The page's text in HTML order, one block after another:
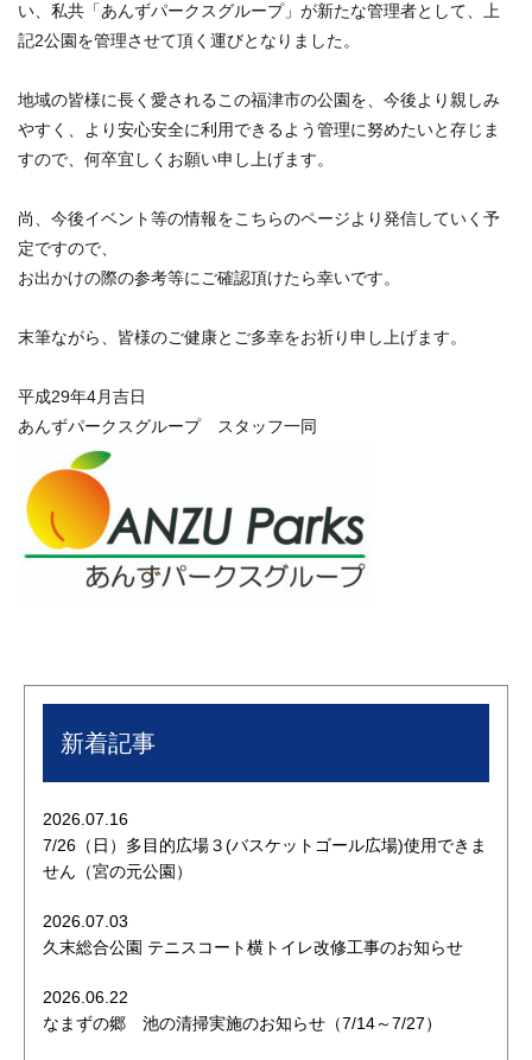
い、私共「あんずパークスグループ」が新たな管理者として、上
記2公園を管理させて頂く運びとなりました。
地域の皆様に長く愛されるこの福津市の公園を、今後より親しみ
やすく、より安心安全に利用できるよう管理に努めたいと存じま
すので、何卒宜しくお願い申し上げます。
尚、今後イベント等の情報をこちらのページより発信していく予
定ですので、
お出かけの際の参考等にご確認頂けたら幸いです。
末筆ながら、皆様のご健康とご多幸をお祈り申し上げます。
平成29年4月吉日
あんずパークスグループ スタッフ一同
新着記事
2026.07.16
7/26（日）多目的広場３(バスケットゴール広場)使用できま
せん（宮の元公園）
2026.07.03
久末総合公園 テニスコート横トイレ改修工事のお知らせ
2026.06.22
なまずの郷 池の清掃実施のお知らせ（7/14～7/27）